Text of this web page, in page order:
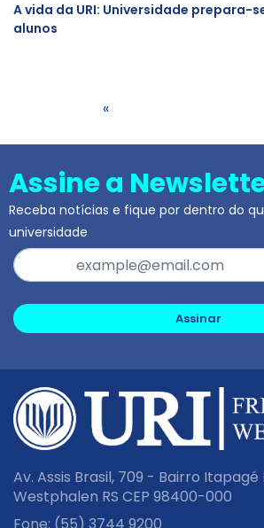
A vida da URI: Universidade prepara-
alunos
«
Assine a
Receba notícias e fique por dentro do
universidade
Assinar
Av. Assis Brasil, 709 - Bairro
Westphalen RS CEP 98400-000